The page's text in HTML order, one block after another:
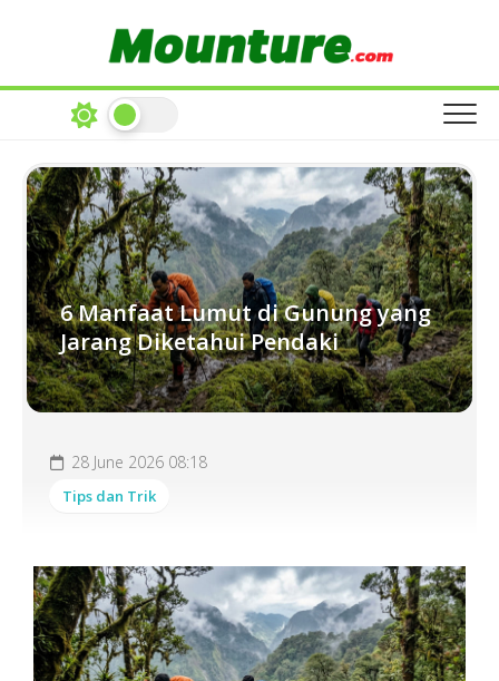
6 Manfaat Lumut di Gunung yang
Jarang Diketahui Pendaki
28 June 2026 08:18
Tips dan Trik